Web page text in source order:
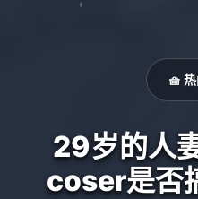
🧺
29岁的人
coser是否